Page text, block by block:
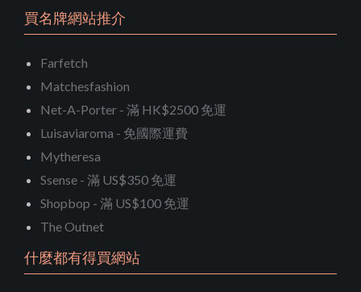
買名牌網站推介
Farfetch
Matchesfashion
Net-A-Porter - 滿 HK$2500 免運
Luisaviaroma - 免國際運費
Mytheresa
Ssense - 滿 US$350 免運
Shopbop - 滿 US$100 免運
The Outnet
什麼都有得買網站